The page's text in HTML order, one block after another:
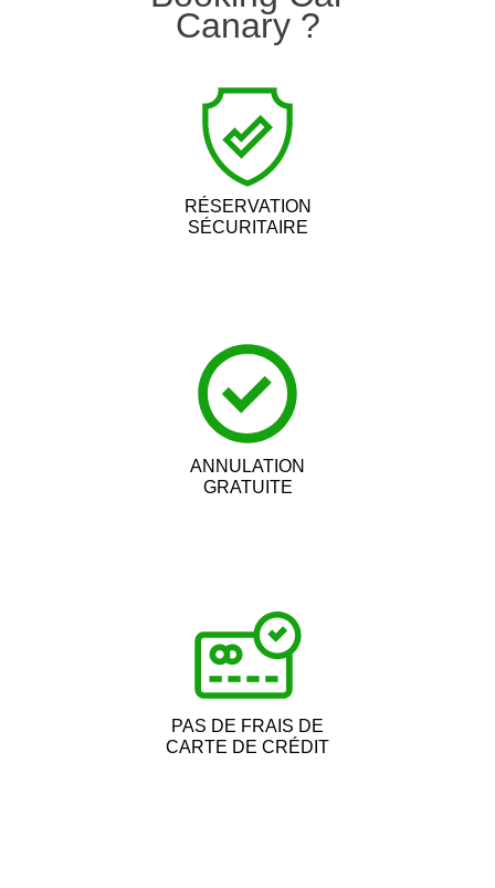
Canary ?
RÉSERVATION
SÉCURITAIRE
ANNULATION
GRATUITE
PAS DE FRAIS DE
CARTE DE CRÉDIT